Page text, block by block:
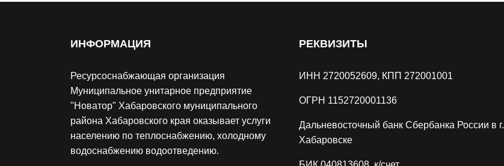
ИНФОРМАЦИЯ
Ресурсоснабжающая организация
Муниципальное унитарное предприятие
"Новатор" Хабаровского муниципального
района Хабаровского края оказывает услуги
населению по теплоснабжению, холодному
водоснабжению водоотведению.
РЕКВИЗИТЫ
ИНН 2720052609, КПП 272001001
ОГРН 1152720001136
Дальневосточный банк Сбербанка России в г.
Хабаровске